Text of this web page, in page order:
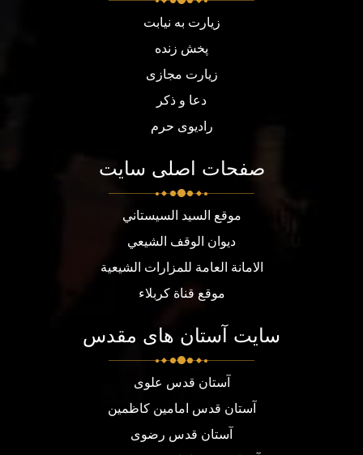
زیارت به نیابت
پخش زنده
زیارت مجازی
دعا و ذکر
رادیوی حرم
صفحات اصلی سایت
موقع السيد السيستاني
ديوان الوقف الشيعي
الامانة العامة للمزارات الشيعية
موقع قناة كربلاء
سایت آستان های مقدس
آستان قدس علوی
آستان قدس امامین کاظمین
آستان قدس رضوی